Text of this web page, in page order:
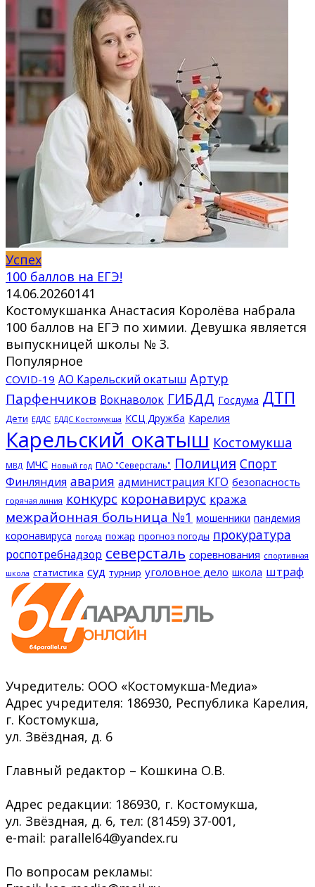
Успех
100 баллов на ЕГЭ!
14.06.20260141
Костомукшанка Анастасия Королёва набрала
100 баллов на ЕГЭ по химии. Девушка является
выпускницей школы № 3.
Популярное
COVID-19 АО Карельский окатыш Артур
Парфенчиков Вокнаволок ГИБДД Госдума ДТП
Дети ЕДДС ЕДДС Костомукша КСЦ Дружба Карелия
Карельский окатыш Костомукша
МВД МЧС Новый год ПАО "Северсталь" Полиция Спорт
Финляндия авария администрация КГО безопасность
горячая линия конкурс коронавирус кража
межрайонная больница №1 мошенники пандемия
коронавируса погода пожар прогноз погоды прокуратура
роспотребнадзор северсталь соревнования спортивная
школа статистика суд турнир уголовное дело школа штраф
Учредитель: ООО «Костомукша-Медиа»
Адрес учредителя: 186930, Республика Карелия,
г. Костомукша,
ул. Звёздная, д. 6
Главный редактор – Кошкина О.В.
Адрес редакции: 186930, г. Костомукша,
ул. Звёздная, д. 6, тел: (81459) 37-001,
e-mail: parallel64@yandex.ru
По вопросам рекламы: